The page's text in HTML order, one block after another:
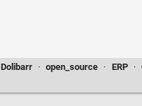
Dolibarr · open_source · ERP ·